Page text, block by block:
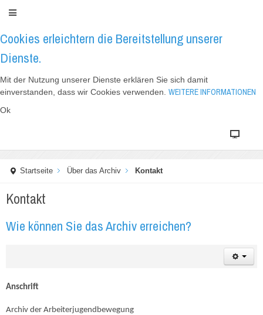
Cookies erleichtern die Bereitstellung unserer
Dienste.
Mit der Nutzung unserer Dienste erklären Sie sich damit
einverstanden, dass wir Cookies verwenden. WEITERE INFORMATIONEN
Ok
Startseite Über das Archiv Kontakt
Kontakt
Wie können Sie das Archiv erreichen?
Anschrift
Archiv der Arbeiterjugendbewegung